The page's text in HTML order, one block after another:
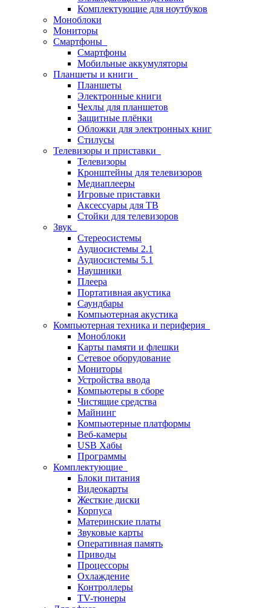
Комплектующие для ноутбуков
Моноблоки
Мониторы
Смартфоны
Смартфоны
Мобильные аккумуляторы
Планшеты и книги
Планшеты
Электронные книги
Чехлы для планшетов
Защитные плёнки
Обложки для электронных книг
Стилусы
Телевизоры и приставки
Телевизоры
Кронштейны для телевизоров
Медиаплееры
Игровые приставки
Аксессуары для ТВ
Стойки для телевизоров
Звук
Стереосистемы
Аудиосистемы 2.1
Аудиосистемы 5.1
Наушники
Плеера
Портативная акустика
Саундбары
Компьютерная акустика
Компьютерная техника и периферия
Моноблоки
Карты памяти и флешки
Сетевое оборудование
Мониторы
Устройства ввода
Компьютеры в сборе
Чистящие средства
Майнинг
Компьютерные платформы
Веб-камеры
USB Хабы
Программы
Комплектующие
Блоки питания
Видеокарты
Жесткие диски
Корпуса
Материнские платы
Звуковые карты
Оперативная память
Приводы
Процессоры
Охлаждение
Контроллеры
TV-тюнеры